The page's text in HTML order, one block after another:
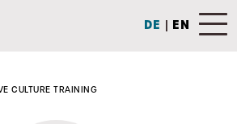
DE | EN
CULTURE TRAINING